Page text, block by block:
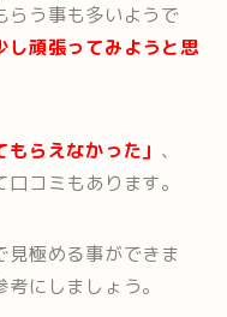
らう事も多いようで
し頑張ってみようと思
もらえなかった」 、
口コミもあります。
見極める事ができま
にしましょう。